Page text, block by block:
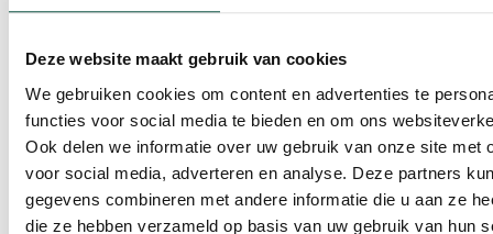
Deze website maakt gebruik van cookies
We gebruiken cookies om content en advertenties te
functies voor social media te bieden en om ons
Ook delen we informatie over uw gebruik van onze site met
voor social media, adverteren en analyse. Deze partners
gegevens combineren met andere informatie die u aan ze
die ze hebben verzameld op basis van uw gebruik van hun
wird die Entwicklung neuer Konzepte für die
wolle mit ihrem Programm für nachhaltige
Viehwirtschaft dazu beitragen, den Markt für
nachhaltiges Kalbfleisch zu stimulieren, die finanzielle
Schlagkraft der nachhaltigen Landwirte zu erhöhen, die
Vorschriften kohärenter zu gestalten und das Wissen
über Nachhaltigkeit zu erweitern und zu verbreiten.